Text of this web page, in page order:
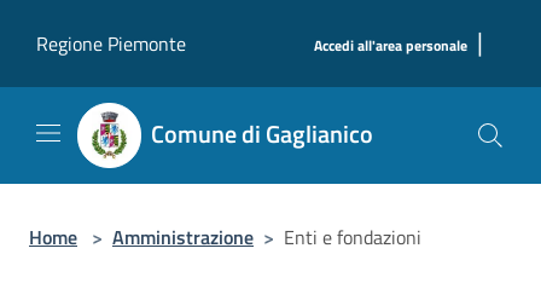
Regione Piemonte
Accedi all'area personale |
Comune di Gaglianico
Home > Amministrazione > Enti e fondazioni